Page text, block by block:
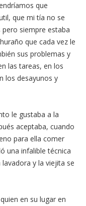
que
que mi tía no se
siempre estaba
que cada vez le
sus problemas y
las tareas, en los
los desayunos y
le gustaba a la
aceptaba, cuando
para ella comer
una infalible técnica
y la viejita se
en su lugar en